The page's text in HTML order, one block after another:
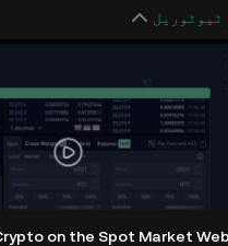
ٹیوٹوریل
on the Spot Market Web